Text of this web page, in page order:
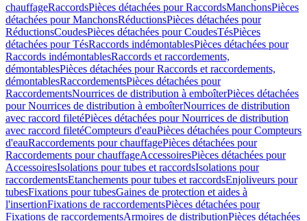
chauffageRaccordsPièces détachées pour RaccordsManchonsPièces
détachées pour ManchonsRéductionsPièces détachées pour
RéductionsCoudesPièces détachées pour CoudesTésPièces
détachées pour TésRaccords indémontablesPièces détachées pour
Raccords indémontablesRaccords et raccordements,
démontablesPièces détachées pour Raccords et raccordements,
démontablesRaccordementsPièces détachées pour
RaccordementsNourrices de distribution à emboîterPièces détachées
pour Nourrices de distribution à emboîterNourrices de distribution
avec raccord filetéPièces détachées pour Nourrices de distribution
avec raccord filetéCompteurs d'eauPièces détachées pour Compteurs
d'eauRaccordements pour chauffagePièces détachées pour
Raccordements pour chauffageAccessoiresPièces détachées pour
AccessoiresIsolations pour tubes et raccordsIsolations pour
raccordementsEtanchements pour tubes et raccordsEnjoliveurs pour
tubesFixations pour tubesGaines de protection et aides à
l'insertionFixations de raccordementsPièces détachées pour
Fixations de raccordementsArmoires de distributionPièces détachées